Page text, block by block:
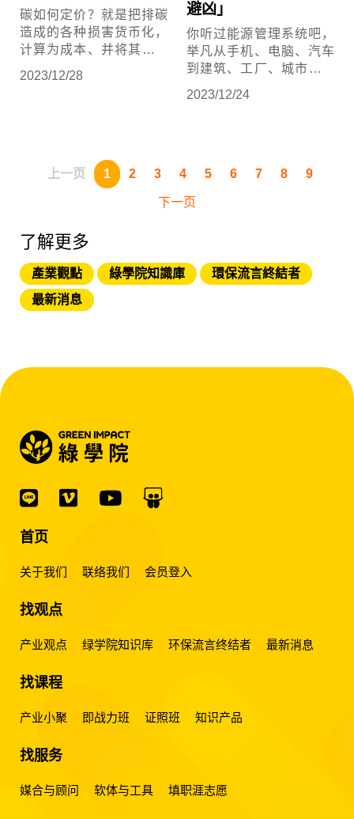
碳如何定价？就是把排碳
造成的各种损害货币化，
计算为成本、并将其与排
「每吨碳排多少钱」表
碳税」、以及「碳信用机
2023/12/28
避凶」
你听过能源管理系统吧，
举凡从手机、电脑、汽车
到建筑、工厂、城市、国
处不在。
2023/12/24
上一页 1 2 3 4 5 6 7 8 9
下一页
了解更多
產業觀點 綠學院知識庫
環保流言終結者
最新消息
首页
关于我们 联络我们 会员登入
找观点
产业观点 绿学院知识库 环保流言终结者 最新消息
找课程
产业小聚 即战力班 证照班 知识产品
找服务
媒合与顾问 软体与工具 填职涯志愿